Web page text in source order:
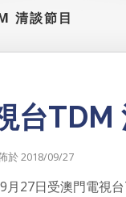
清談節目
台TDM
於 2018/09/27
月27日受澳門電視